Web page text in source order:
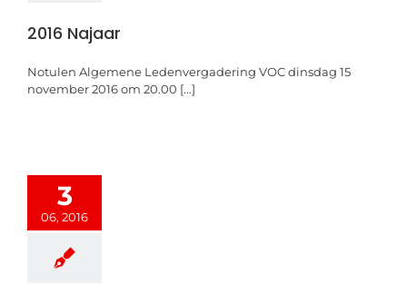
2016 Najaar
Notulen Algemene Ledenvergadering VOC dinsdag 15
november 2016 om 20.00 [...]
3
06, 2016